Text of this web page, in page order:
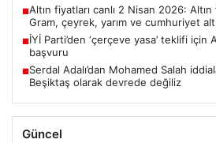
■Altın fiyatları canlı 2 Nisan 2026:
Gram, çeyrek, yarım ve cumhuriyet
■İYİ Parti’den ‘çerçeve yasa’ teklifi için
başvuru
■Serdal Adalı’dan Mohamed Salah
Beşiktaş olarak devrede değiliz
Güncel